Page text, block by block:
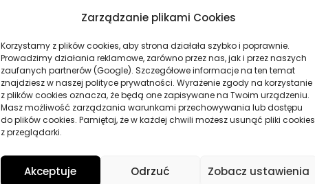
Zarządzanie plikami Cookies
Korzystamy z plików cookies, aby strona działała szybko i poprawnie.
Prowadzimy działania reklamowe, zarówno przez nas, jak i przez naszych
zaufanych partnerów (Google). Szczegółowe informacje na ten temat
znajdziesz w naszej polityce prywatności. Wyrażenie zgody na korzystanie
z plików cookies oznacza, że będą one zapisywane na Twoim urządzeniu.
Masz możliwość zarządzania warunkami przechowywania lub dostępu
do plików cookies. Pamiętaj, że w każdej chwili możesz usunąć pliki cookies
z przeglądarki.
Akceptuje Odrzuć Zobacz ustawienia
LIQUI MOLY TOP TEC 4200
5W30 1L
51,70zł Zamów
LIQUI MOLY LONGTIME HIGH
TECH 5W30 1L
54,70zł Zamów